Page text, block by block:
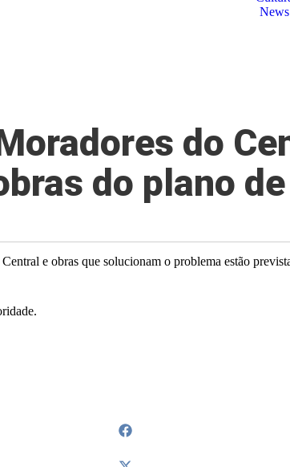
do
do plano
e obras que solucionam o problema estão